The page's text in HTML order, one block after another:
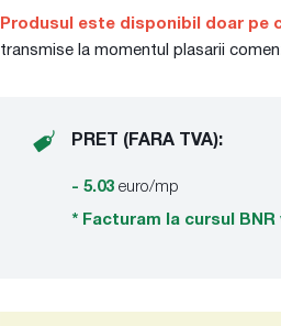
Produsul este disponibil doar pe
transmise la momentul plasarii
PRET (FARA TVA):
- 5.03 euro/mp
* Facturam la cursul